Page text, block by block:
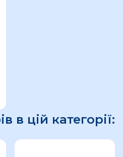
в цій категорії: